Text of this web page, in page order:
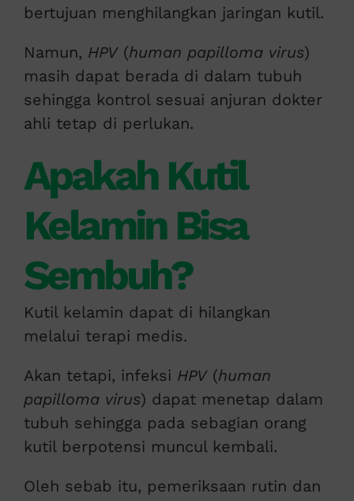
bertujuan menghilangkan jaringan kutil.
Namun, HPV(human papilloma virus)
masih dapat berada di dalam tubuh
sehingga kontrol sesuai anjuran dokter
ahli tetap di perlukan.
Apakah Kutil
Kelamin Bisa
Sembuh?
Kutil kelamin dapat di hilangkan
melalui terapi medis.
Akan tetapi, infeksi HPV(human
papilloma virus) dapat menetap dalam
tubuh sehingga pada sebagian orang
kutil berpotensi muncul kembali.
Oleh sebab itu, pemeriksaan rutin dan